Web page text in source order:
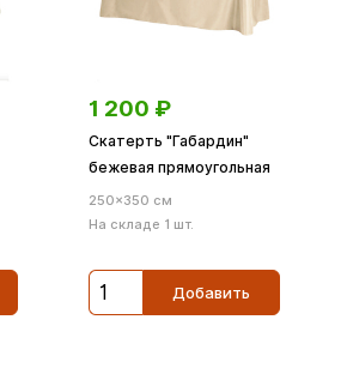
1 200 ₽
Скатерть "Габардин"
бежевая прямоугольная
250×350 см
На складе 1 шт.
Добавить